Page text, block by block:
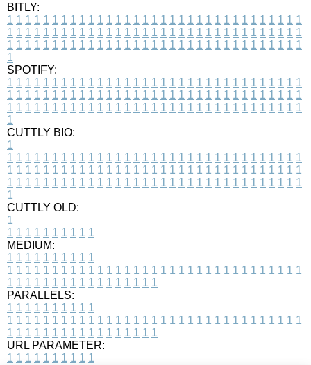
BITLY:
1 1 1 1 1 1 1 1 1 1 1 1 1 1 1 1 1 1 1 1 1 1 1 1 1 1 1 1 1 1 1 1 1
1 1 1 1 1 1 1 1 1 1 1 1 1 1 1 1 1 1 1 1 1 1 1 1 1 1 1 1 1 1 1 1 1
1 1 1 1 1 1 1 1 1 1 1 1 1 1 1 1 1 1 1 1 1 1 1 1 1 1 1 1 1 1 1 1 1
1
SPOTIFY:
1 1 1 1 1 1 1 1 1 1 1 1 1 1 1 1 1 1 1 1 1 1 1 1 1 1 1 1 1 1 1 1 1
1 1 1 1 1 1 1 1 1 1 1 1 1 1 1 1 1 1 1 1 1 1 1 1 1 1 1 1 1 1 1 1 1
1 1 1 1 1 1 1 1 1 1 1 1 1 1 1 1 1 1 1 1 1 1 1 1 1 1 1 1 1 1 1 1 1
1
CUTTLY BIO:
1
1 1 1 1 1 1 1 1 1 1 1 1 1 1 1 1 1 1 1 1 1 1 1 1 1 1 1 1 1 1 1 1 1
1 1 1 1 1 1 1 1 1 1 1 1 1 1 1 1 1 1 1 1 1 1 1 1 1 1 1 1 1 1 1 1 1
1 1 1 1 1 1 1 1 1 1 1 1 1 1 1 1 1 1 1 1 1 1 1 1 1 1 1 1 1 1 1 1 1
1
CUTTLY OLD:
1
1 1 1 1 1 1 1 1 1 1
MEDIUM:
1 1 1 1 1 1 1 1 1 1
1 1 1 1 1 1 1 1 1 1 1 1 1 1 1 1 1 1 1 1 1 1 1 1 1 1 1 1 1 1 1 1 1
1 1 1 1 1 1 1 1 1 1 1 1 1 1 1 1 1
PARALLELS:
1 1 1 1 1 1 1 1 1 1
1 1 1 1 1 1 1 1 1 1 1 1 1 1 1 1 1 1 1 1 1 1 1 1 1 1 1 1 1 1 1 1 1
1 1 1 1 1 1 1 1 1 1 1 1 1 1 1 1 1
URL PARAMETER:
1 1 1 1 1 1 1 1 1 1